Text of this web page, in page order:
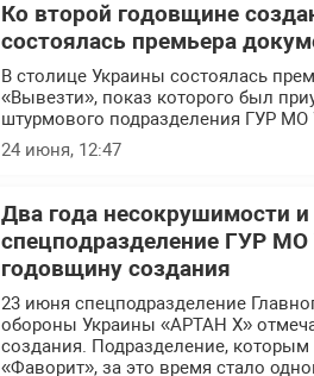
Ко второй годовщине
состоялась премьера
В столице Украины состоялась
«Вывезти», показ которого был
штурмового подразделения ГУР МО
24 июня, 12:47
Два года несокрушимости
спецподразделение ГУР
годовщину создания
23 июня спецподразделение
обороны Украины «АРТАН Х»
создания. Подразделение,
«Фаворит», за это время стало